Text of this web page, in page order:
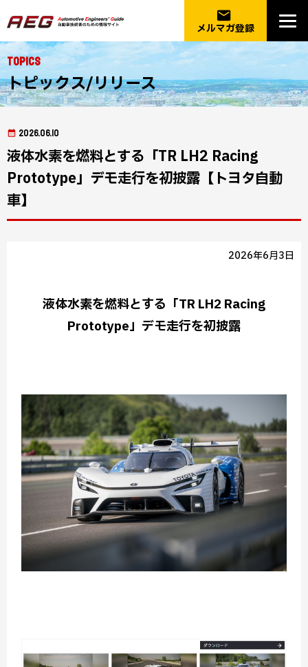
email
メルマガ登録
Topics
トピックス/リリース
2026.06.10
液体水素を燃料とする「TR LH2 Racing
Prototype」デモ走行を初披露【トヨタ自動
車】
2026年6月3日
液体水素を燃料とする「TR LH2 Racing
Prototype」デモ走行を初披露